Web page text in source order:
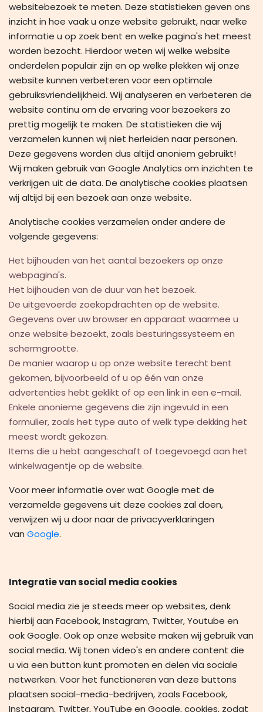
websitebezoek te meten. Deze statistieken geven ons
inzicht in hoe vaak u onze website gebruikt, naar welke
informatie u op zoek bent en welke pagina's het meest
worden bezocht. Hierdoor weten wij welke website
onderdelen populair zijn en op welke plekken wij onze
website kunnen verbeteren voor een optimale
gebruiksvriendelijkheid. Wij analyseren en verbeteren de
website continu om de ervaring voor bezoekers zo
prettig mogelijk te maken. De statistieken die wij
verzamelen kunnen wij niet herleiden naar personen.
Deze gegevens worden dus altijd anoniem gebruikt!
Wij maken gebruik van Google Analytics om inzichten te
verkrijgen uit de data. De analytische cookies plaatsen
wij altijd bij een bezoek aan onze website.
Analytische cookies verzamelen onder andere de
volgende gegevens:
Het bijhouden van het aantal bezoekers op onze
webpagina's.
Het bijhouden van de duur van het bezoek.
De uitgevoerde zoekopdrachten op de website.
Gegevens over uw browser en apparaat waarmee u
onze website bezoekt, zoals besturingssysteem en
schermgrootte.
De manier waarop u op onze website terecht bent
gekomen, bijvoorbeeld of u op één van onze
advertenties hebt geklikt of op een link in een e-mail.
Enkele anonieme gegevens die zijn ingevuld in een
formulier, zoals het type auto of welk type dekking het
meest wordt gekozen.
Items die u hebt aangeschaft of toegevoegd aan het
winkelwagentje op de website.
Voor meer informatie over wat Google met de
verzamelde gegevens uit deze cookies zal doen,
verwijzen wij u door naar de privacyverklaringen
van Google.
Integratie van social media cookies
Social media zie je steeds meer op websites, denk
hierbij aan Facebook, Instagram, Twitter, Youtube en
ook Google. Ook op onze website maken wij gebruik van
social media. Wij tonen video's en andere content die
u via een button kunt promoten en delen via sociale
netwerken. Voor het functioneren van deze buttons
plaatsen social-media-bedrijven, zoals Facebook,
Instagram, Twitter, YouTube en Google, cookies, zodat